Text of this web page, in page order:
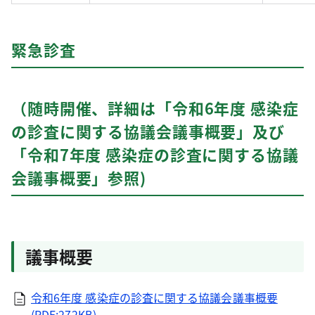
緊急診査
（随時開催、詳細は「令和6年度 感染症
の診査に関する協議会議事概要」及び
「令和7年度 感染症の診査に関する協議
会議事概要」参照)
議事概要
令和6年度 感染症の診査に関する協議会議事概要